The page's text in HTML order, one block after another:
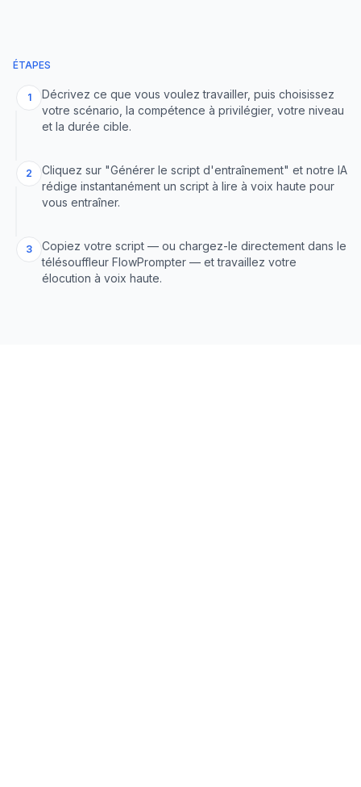
ÉTAPES
1
Décrivez ce que vous voulez travailler, puis choisissez
votre scénario, la compétence à privilégier, votre niveau
et la durée cible.
2
Cliquez sur "Générer le script d'entraînement" et notre IA
rédige instantanément un script à lire à voix haute pour
vous entraîner.
3
Copiez votre script — ou chargez-le directement dans le
télésouffleur FlowPrompter — et travaillez votre
élocution à voix haute.